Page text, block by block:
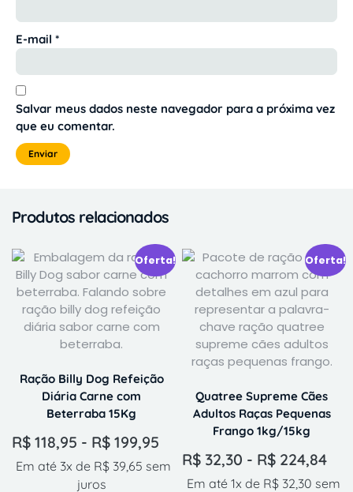
E-mail *
Salvar meus dados neste navegador para a próxima vez
que eu comentar.
Produtos relacionados
Oferta!
Ração Billy Dog Refeição
Diária Carne com
Beterraba 15Kg
R$ 118,95 - R$ 199,95
Em até 3x de R$39,65 sem
juros
Oferta!
Quatree Supreme Cães
Adultos Raças Pequenas
Frango 1kg/15kg
R$ 32,30 - R$ 224,84
Em até 1x de R$32,30 sem